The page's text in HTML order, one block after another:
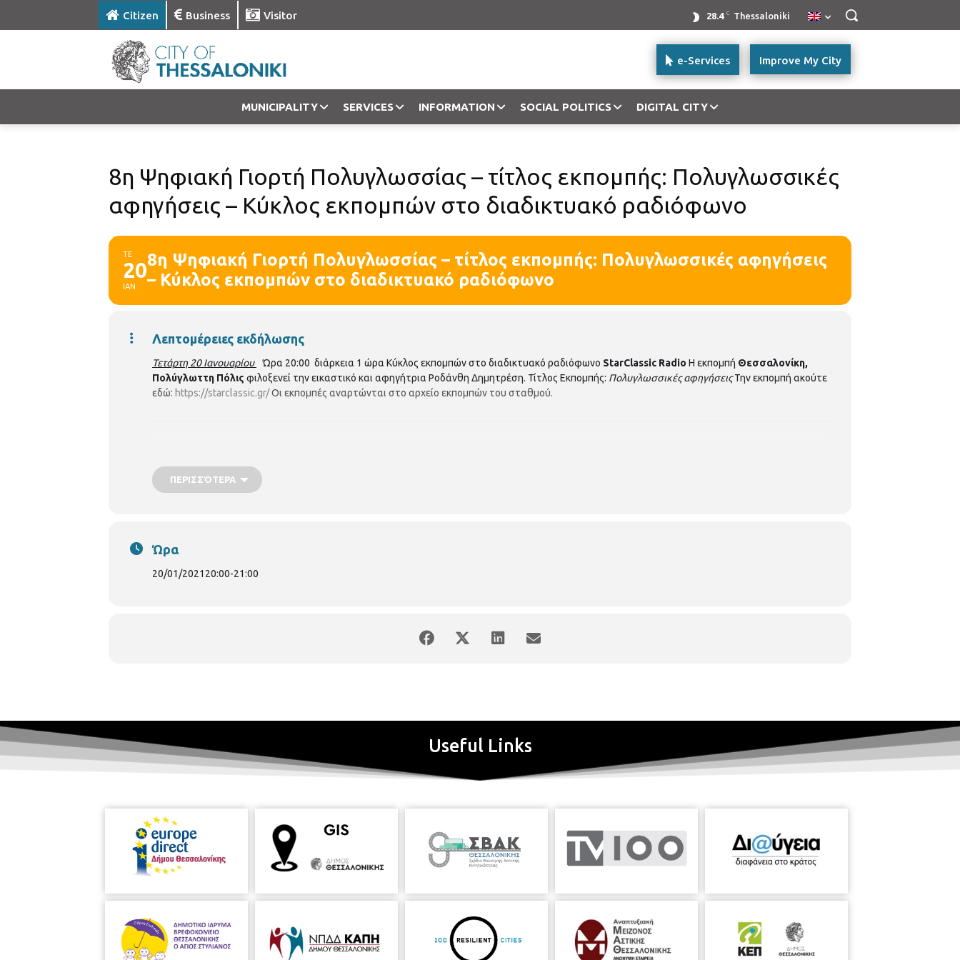
Citizen Business Visitor 28.4 C Thessaloniki
Improve My City
e-Services
MUNICIPALITY SERVICES INFORMATION SOCIAL POLITICS DIGITAL CITY
8η Ψηφιακή Γιορτή Πολυγλωσσίας – τίτλος εκπομπής: Πολυγλωσσικές
αφηγήσεις – Κύκλος εκπομπών στο διαδικτυακό ραδιόφωνο
ΤΕ
20
ΙΑΝ
8η Ψηφιακή Γιορτή Πολυγλωσσίας – τίτλος εκπομπής: Πολυγλωσσικές αφηγήσεις
– Κύκλος εκπομπών στο διαδικτυακό ραδιόφωνο
Λεπτομέρειες εκδήλωσης
Τετάρτη 20 Ιανουαρίου Ώρα 20:00 διάρκεια 1 ώρα Κύκλος εκπομπών στο διαδικτυακό ραδιόφωνο StarClassic Radio Η εκπομπή Θεσσαλονίκη,
Πολύγλωττη Πόλις φιλοξενεί την εικαστικό και αφηγήτρια Ροδάνθη Δημητρέση. Τίτλος Εκπομπής: Πολυγλωσσικές αφηγήσειςΤην εκπομπή ακούτε
εδώ: https://starclassic.gr/Οι εκπομπές αναρτώνται στο αρχείο εκπομπών του σταθμού.
ΠΕΡΙΣΣΌΤΕΡΑ
Ώρα
20/01/2021 20:00-21:00
Useful Links